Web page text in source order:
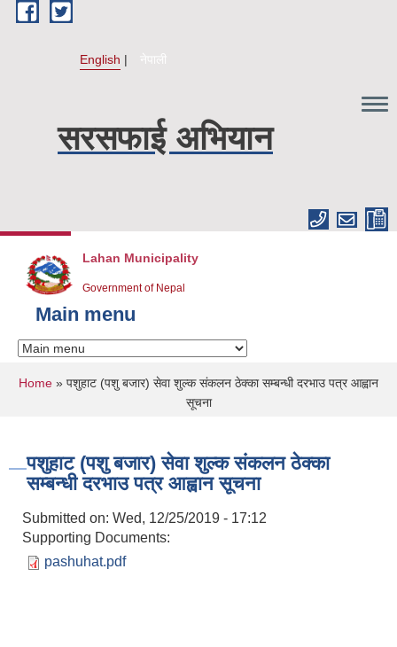
Skip to main content
English नेपाली
सरसफाई अभियान
Lahan Municipality
Government of Nepal
Main menu
You are here
Home » पशुहाट (पशु बजार) सेवा शुल्क संकलन ठेक्का सम्बन्धी दरभाउ पत्र आह्वान
सूचना
पशुहाट (पशु बजार) सेवा शुल्क संकलन ठेक्का
सम्बन्धी दरभाउ पत्र आह्वान सूचना
Submitted on: Wed, 12/25/2019 - 17:12
Supporting Documents:
pashuhat.pdf